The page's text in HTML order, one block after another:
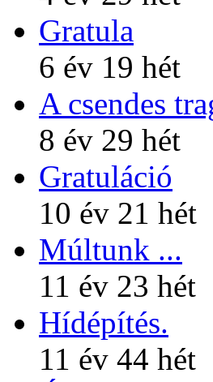
Gratula
6 év 19 hét
A csendes
8 év 29 hét
Gratuláció
10 év 21 hét
Múltunk ...
11 év 23 hét
Hídépítés.
11 év 44 hét